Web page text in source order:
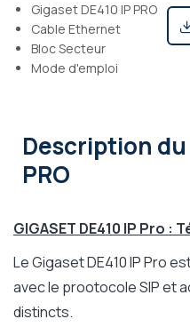
Gigaset DE410 IP PRO
Cable Ethernet
Bloc Secteur
Mode d'emploi
Description du
PRO
GIGASET DE410 IP Pro :
Le Gigaset DE410 IP Pro
avec le prootocole SIP et
distincts.